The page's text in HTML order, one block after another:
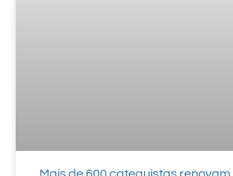
Mais de 600 catequistas renovam